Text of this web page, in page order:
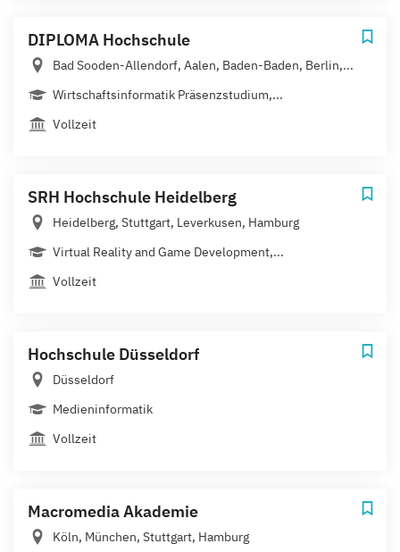
DIPLOMA Hochschule
Bad Sooden-Allendorf, Aalen, Baden-Baden, Berlin,...
Wirtschaftsinformatik Präsenzstudium,...
Vollzeit
SRH Hochschule Heidelberg
Heidelberg, Stuttgart, Leverkusen, Hamburg
Virtual Reality and Game Development,...
Vollzeit
Hochschule Düsseldorf
Düsseldorf
Medieninformatik
Vollzeit
Macromedia Akademie
Köln, München, Stuttgart, Hamburg